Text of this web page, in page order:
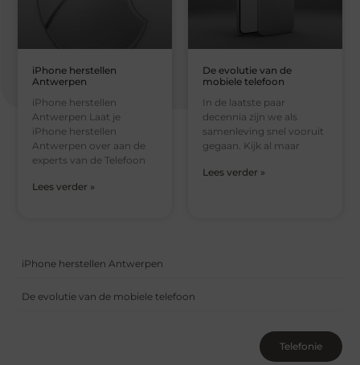
iPhone herstellen
Antwerpen
iPhone herstellen
Antwerpen Laat je
iPhone herstellen
Antwerpen over aan de
experts van de Telefoon
Lees verder »
De evolutie van de
mobiele telefoon
In de laatste paar
decennia zijn we als
samenleving snel vooruit
gegaan. Kijk al maar
Lees verder »
iPhone herstellen Antwerpen
De evolutie van de mobiele telefoon
Telefonie